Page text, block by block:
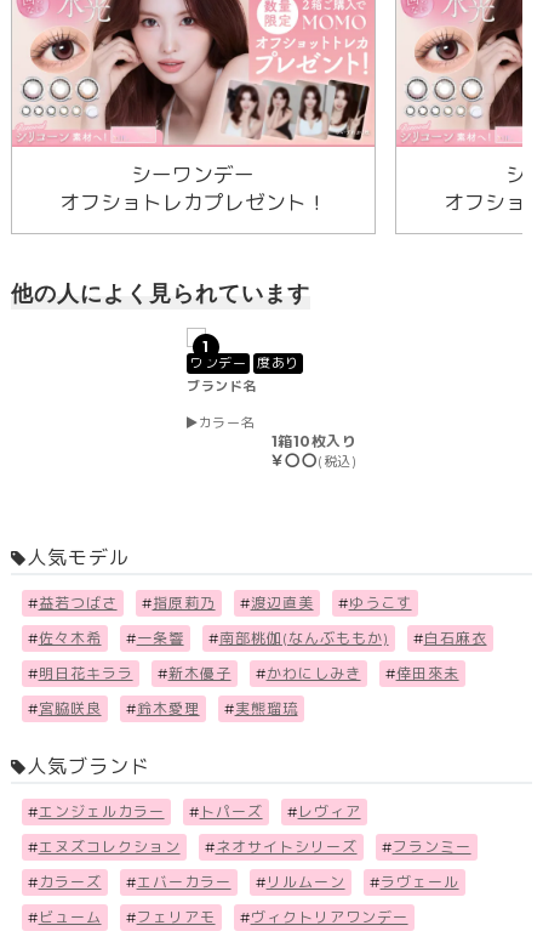
シーワンデー
オフショトレカプレゼント！
シ
オフショ
他の人によく見られています
1
ワンデー
度あり
ブランド名
カラー名
1箱10枚入り
￥〇〇(税込)
人気モデル
#益若つばさ #指原莉乃 #渡辺直美 #ゆうこす
#佐々木希 #一条響 #南部桃伽(なんぶももか) #白石麻衣
#明日花キララ #新木優子 #かわにしみき #倖田來未
#宮脇咲良 #鈴木愛理 #実熊瑠琉
人気ブランド
#エンジェルカラー # トパーズ # レヴィア
#エヌズコレクション #ネオサイトシリーズ #フランミー
# カラーズ #エバーカラー # リルムーン #ラヴェール
# ビューム #フェリアモ #ヴィクトリアワンデー